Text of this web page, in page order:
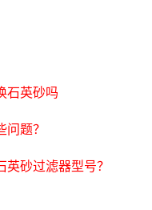
石英砂吗
题？
砂过滤器型号？